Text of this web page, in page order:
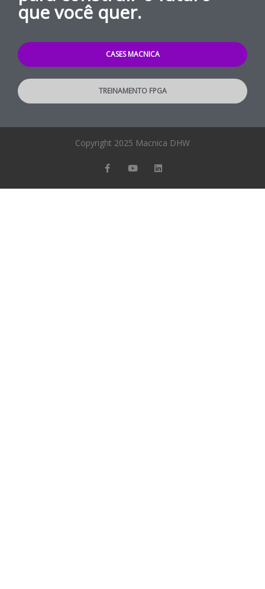
que você quer.
CASES MACNICA
TREINAMENTO FPGA
Copyright 2025 Macnica DHW